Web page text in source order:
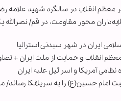
معظم انقلاب در سالگرد شهید علامه
محور مقاومت، در قم/
ایران در شهر سیدنی استرالیا
انقلاب و حمایت از ملت ایران +
آمریکا و اسرائیل علیه ایران
امام حسین(ع) را به سریلانکا